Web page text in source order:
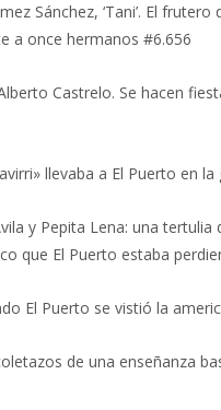
Sánchez, ‘Tani’. El frutero
a once hermanos #6.656
Castrelo. Se hacen
llevaba a El Puerto en
y Pepita Lena: una tertulia
que El Puerto estaba
El Puerto se vistió la
de una enseñanza